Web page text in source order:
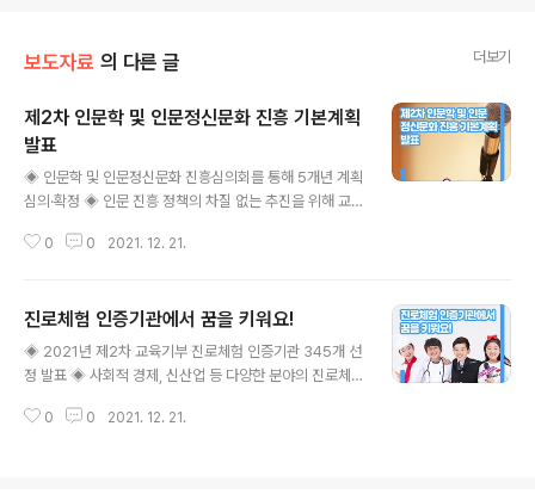
보도자료 의 다른 글 더보기
제2차 인문학 및 인문정신문화 진흥 기본계획
발표
◈ 인문학 및 인문정신문화 진흥심의회를 통해 5개년 계획
심의·확정 ◈ 인문 진흥 정책의 차질 없는 추진을 위해 교
혜)와 문화체육관광부(문화체육관광부 장관 황희, 이하 ‘문
인문정신문화 진흥 기본계획’을 심의․의결하였다. ‘인문학
및 인문정신문화 진흥 기본계획’은 「인문학 및 인문정신문
화 진흥에 관한 법률」에 따른 5개년 기본계획으로서, 향후
육부에서 인문학 진흥계획을, 문체부에서 인문정신문화 진
0 0 2021. 12. 21.
진로체험 인증기관에서 꿈을 키워요!
◈ 2021년 제2차 교육기부 진로체험 인증기관 345개 선
정 발표 ◈ 사회적 경제, 신산업 등 다양한 분야의 진로체
혜)와 `대한상공회의소(회장 최태원)는 ‘2021년 제2차 교
0 0 2021. 12. 21.